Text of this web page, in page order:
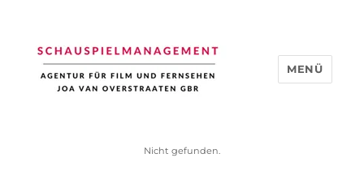
MENÜ
Nicht gefunden.